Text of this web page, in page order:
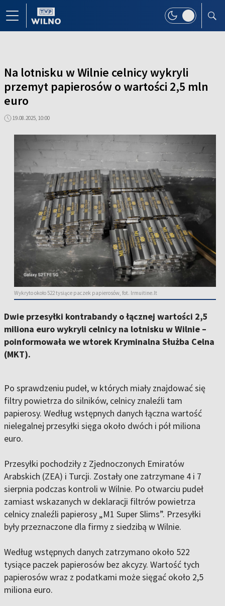
Na lotnisku w Wilnie celnicy wykryli
przemyt papierosów o wartości 2,5 mln
euro
19.08.2025, 10:00
Wykryto około 522 tysiące paczek papierosów, fot. lrmuitine.lt
Dwie przesyłki kontrabandy o łącznej wartości 2,5
miliona euro wykryli celnicy na lotnisku w Wilnie –
poinformowała we wtorek Kryminalna Służba Celna
(MKT).
Po sprawdzeniu pudeł, w których miały znajdować się
filtry powietrza do silników, celnicy znaleźli tam
papierosy. Według wstępnych danych łączna wartość
nielegalnej przesyłki sięga około dwóch i pół miliona
euro.
Przesyłki pochodziły z Zjednoczonych Emiratów
Arabskich (ZEA) i Turcji. Zostały one zatrzymane 4 i 7
sierpnia podczas kontroli w Wilnie. Po otwarciu pudeł
zamiast wskazanych w deklaracji filtrów powietrza
celnicy znaleźli papierosy „M1 Super Slims”. Przesyłki
były przeznaczone dla firmy z siedzibą w Wilnie.
Według wstępnych danych zatrzymano około 522
tysiące paczek papierosów bez akcyzy. Wartość tych
papierosów wraz z podatkami może sięgać około 2,5
miliona euro.